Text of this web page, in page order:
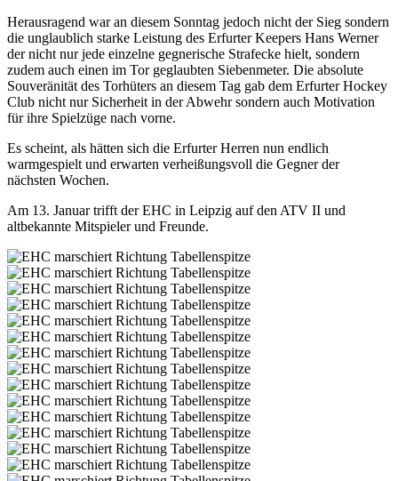
Herausragend war an diesem Sonntag jedoch nicht der Sieg sondern
die unglaublich starke Leistung des Erfurter Keepers Hans Werner
der nicht nur jede einzelne gegnerische Strafecke hielt, sondern
zudem auch einen im Tor geglaubten Siebenmeter. Die absolute
Souveränität des Torhüters an diesem Tag gab dem Erfurter Hockey
Club nicht nur Sicherheit in der Abwehr sondern auch Motivation
für ihre Spielzüge nach vorne.
Es scheint, als hätten sich die Erfurter Herren nun endlich
warmgespielt und erwarten verheißungsvoll die Gegner der
nächsten Wochen.
Am 13. Januar trifft der EHC in Leipzig auf den ATV II und
altbekannte Mitspieler und Freunde.